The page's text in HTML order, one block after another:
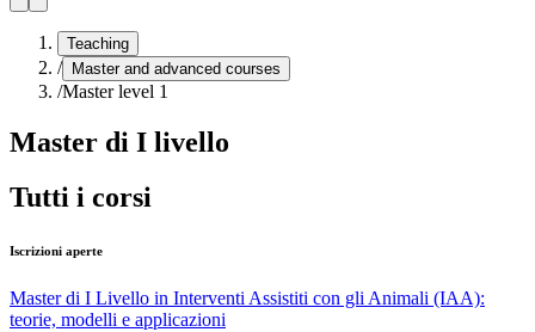
Teaching
/ Master and advanced courses
/Master level 1
Master di I livello
Tutti i corsi
Iscrizioni aperte
Master di I Livello in Interventi Assistiti con gli Animali (IAA):
teorie, modelli e applicazioni